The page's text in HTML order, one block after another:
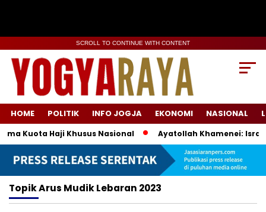
SCROLL TO CONTINUE WITH CONTENT
HOME POLITIK INFO JOGJA EKONOMI NASIONAL
Kuota Haji Khusus Nasional Ayatollah Khamenei:
TopikArus Mudik Lebaran 2023